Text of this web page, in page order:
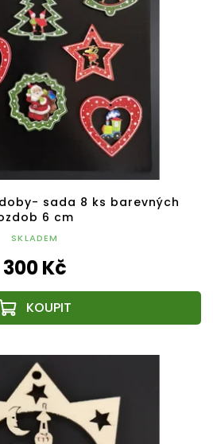
sada 8 ks barevných
6 cm
SKLADEM
300 Kč